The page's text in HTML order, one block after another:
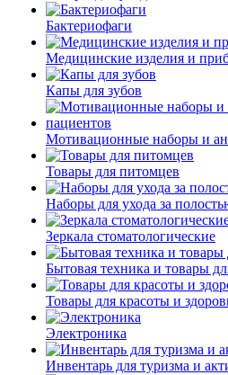
Бактериофаги
Медицинские изделия и
Капы для зубов
Мотивационные наборы и
Товары для питомцев
Наборы для ухода за
Зеркала стоматологические
Бытовая техника и товары
Товары для красоты и
Электроника
Инвентарь для туризма и